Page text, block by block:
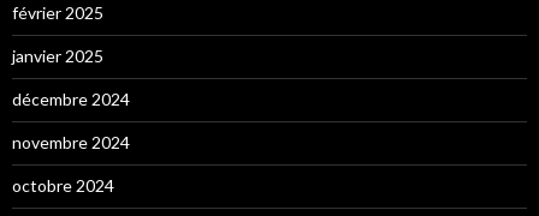
février 2025
janvier 2025
décembre 2024
novembre 2024
octobre 2024